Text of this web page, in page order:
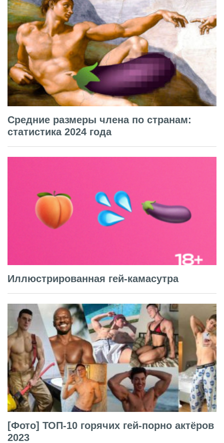
Средние размеры члена по странам:
статистика 2024 года
Иллюстрированная гей-камасутра
[Фото] ТОП-10 горячих гей-порно актёров
2023